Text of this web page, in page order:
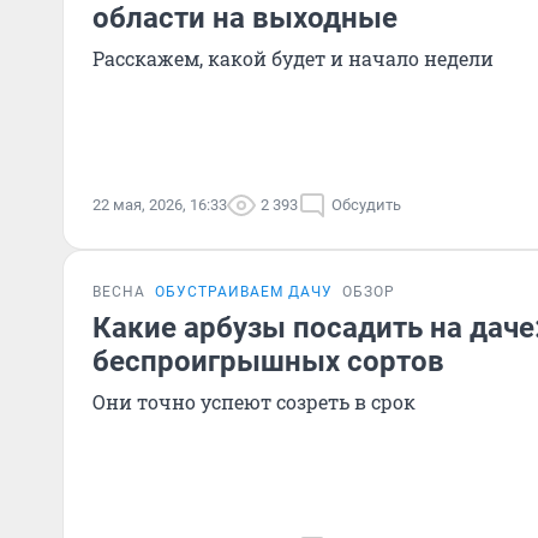
области на выходные
Расскажем, какой будет и начало недели
22 мая, 2026, 16:33 2 393 Обсудить
ВЕСНА ОБУСТРАИВАЕМ ДАЧУ ОБЗОР
Какие арбузы посадить на
беспроигрышных сортов
Они точно успеют созреть в срок